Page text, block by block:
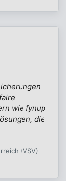
wie fynup
die
(VSV)